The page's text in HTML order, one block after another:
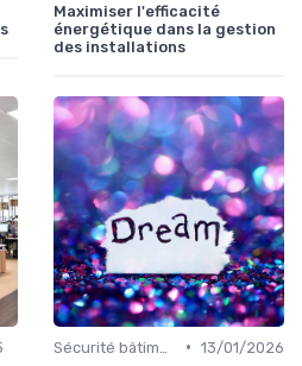
Maximiser l'efficacité
énergétique dans la gestion
des installations
• 13/01/2026